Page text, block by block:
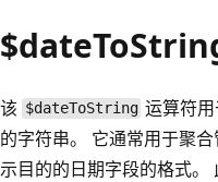
该 $dateToString 运算符
的字符串。 它通常用于聚
示目的的日期字段的格式。